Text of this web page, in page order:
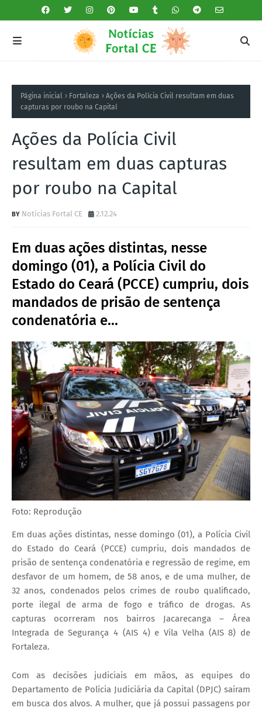
Página inicial Fortaleza
Ações da Polícia Civil resultam em duas
capturas por roubo na Capital
Ações da Polícia Civil
resultam em duas capturas
por roubo na Capital
Notícias Fortal CE 2.12.24
Em duas ações distintas, nesse
domingo (01), a Polícia Civil do
Estado do Ceará (PCCE) cumpriu, dois
mandados de prisão de sentença
condenatória e...
Foto: Reprodução
Em duas ações distintas, nesse domingo (01), a Polícia Civil
do Estado do Ceará (PCCE) cumpriu, dois mandados de
prisão de sentença condenatória e regressão de regime, em
desfavor de um homem, de 58 anos, e de uma mulher, de
32 anos, condenados pelos crimes de roubo qualificado,
porte ilegal de arma de fogo e tráfico de drogas. As
capturas ocorreram nos bairros Jacarecanga – Área
Integrada de Segurança 4 (AIS 4) e Vila Velha (AIS 8) de
Fortaleza.
Com as decisões judiciais em mãos, as equipes do
Departamento de Polícia Judiciária da Capital (DPJC) saíram
em busca dos alvos. A mulher, que já possui passagens por